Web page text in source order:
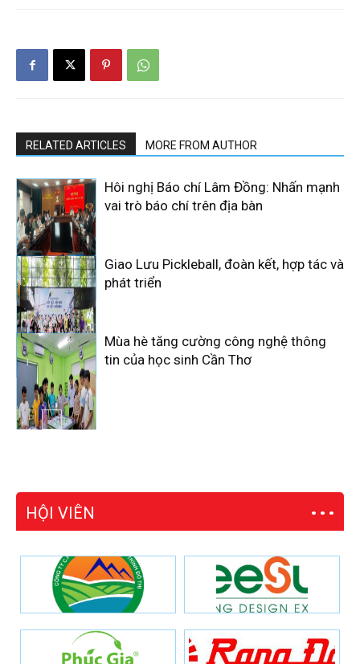
RELATED ARTICLES MORE FROM AUTHOR
Hôi nghị Báo chí Lâm Đồng: Nhấn mạnh
vai trò báo chí trên địa bàn
Giao Lưu Pickleball, đoàn kết, hợp tác và
phát triển
Mùa hè tăng cường công nghệ thông
tin của học sinh Cần Thơ
HỘI VIÊN